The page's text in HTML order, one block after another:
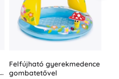
Felfújható gyerekmedence
gombatetővel